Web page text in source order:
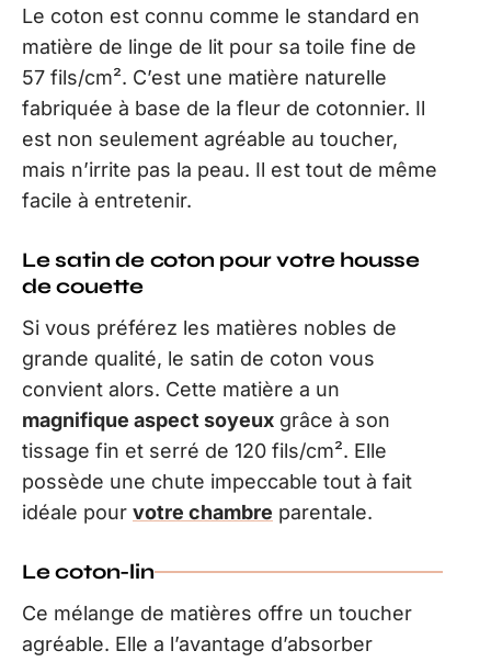
Le coton est connu comme le standard en
matière de linge de lit pour sa toile fine de
57 fils/cm². C’est une matière naturelle
fabriquée à base de la fleur de cotonnier. Il
est non seulement agréable au toucher,
mais n’irrite pas la peau. Il est tout de même
facile à entretenir.
Le satin de coton pour votre housse
de couette
Si vous préférez les matières nobles de
grande qualité, le satin de coton vous
convient alors. Cette matière a un
magnifique aspect soyeux grâce à son
tissage fin et serré de 120 fils/cm². Elle
possède une chute impeccable tout à fait
idéale pour votre chambre parentale.
Le coton-lin
Ce mélange de matières offre un toucher
agréable. Elle a l’avantage d’absorber